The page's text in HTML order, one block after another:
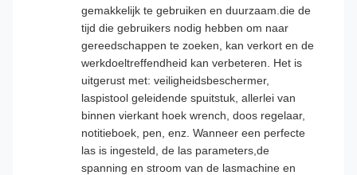
gemakkelijk te gebruiken en duurzaam.die de
tijd die gebruikers nodig hebben om naar
gereedschappen te zoeken, kan verkort en de
werkdoeltreffendheid kan verbeteren. Het is
uitgerust met: veiligheidsbeschermer,
laspistool geleidende spuitstuk, allerlei van
binnen vierkant hoek wrench, doos regelaar,
notitieboek, pen, enz. Wanneer een perfecte
las is ingesteld, de las parameters,de
spanning en stroom van de lasmachine en